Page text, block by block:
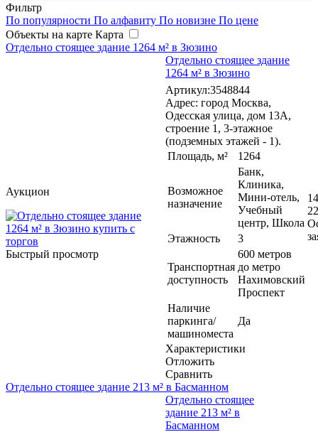
Фильтр
По популярности По алфавиту По новизне По цене
Объекты на карте Карта
Отдельно стоящее здание 1264 м² в Зюзино
Аукцион
Быстрый просмотр
Отдельно стоящее здание
1264 м² в Зюзино
Артикул:3548844
Адрес: город Москва,
Одесская улица, дом 13А,
строение 1, 3-этажное
(подземных этажей - 1).
Площадь, м²
1264
Возможное
назначение
Банк,
Клиника,
Мини-отель,
Учебный
центр, Школа
Этажность
3
Транспортная
доступность
600 метров
до метро
Нахимовский
Проспект
Наличие
паркинга/
машиноместа
Да
Характеристики
Отложить
Сравнить
Отдельно стоящее здание 213 м² в Басманном
Отдельно стоящее
здание 213 м² в
Басманном